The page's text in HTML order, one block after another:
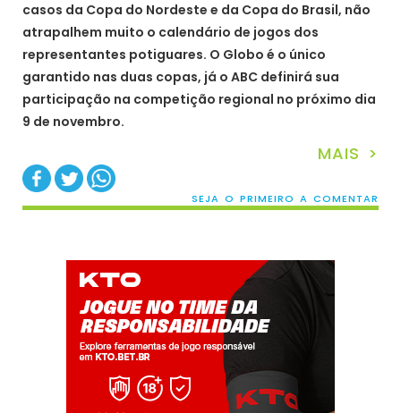
casos da Copa do Nordeste e da Copa do Brasil, não
atrapalhem muito o calendário de jogos dos
representantes potiguares. O Globo é o único
garantido nas duas copas, já o ABC definirá sua
participação na competição regional no próximo dia
9 de novembro.
MAIS >
SEJA O PRIMEIRO A COMENTAR